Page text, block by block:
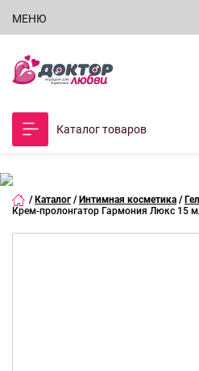
МЕНЮ
Каталог товаров
/ Каталог / Интимная косметика /
Крем-пролонгатор Гармония Люкс 15